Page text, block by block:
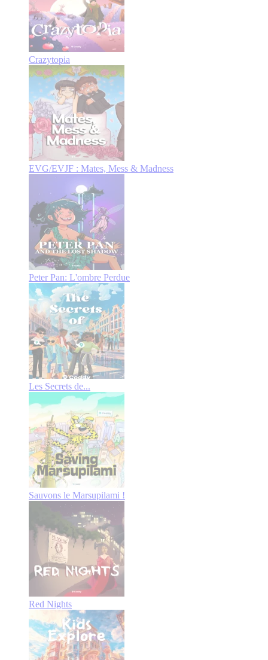
Crazytopia
EVG/EVJF : Mates, Mess & Madness
Peter Pan: L'ombre Perdue
Les Secrets de...
Sauvons le Marsupilami !
Red Nights